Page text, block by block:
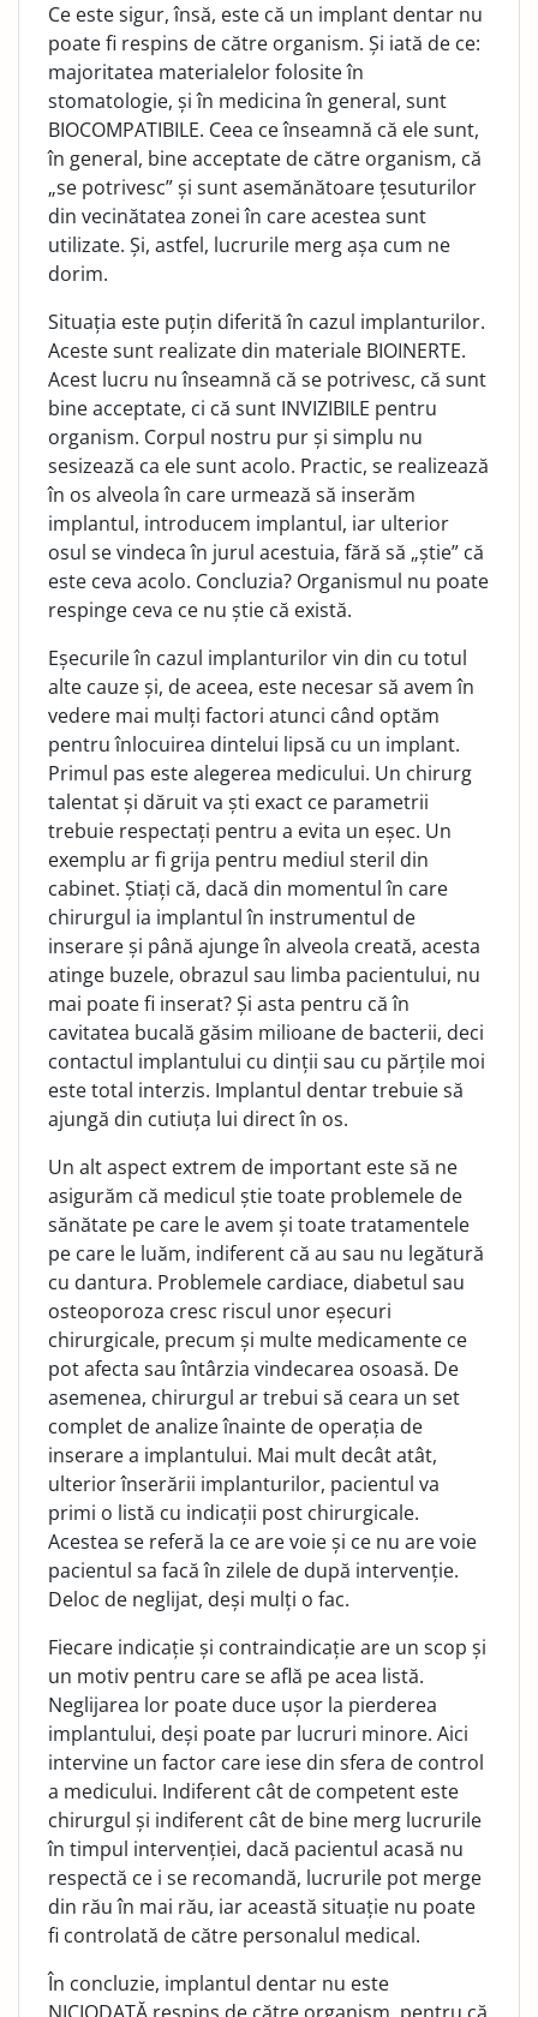
Ce este sigur, însă, este că un implant dentar nu
poate fi respins de către organism. Și iată de ce:
majoritatea materialelor folosite în
stomatologie, și în medicina în general, sunt
BIOCOMPATIBILE. Ceea ce înseamnă că ele sunt,
în general, bine acceptate de către organism, că
„se potrivesc” și sunt asemănătoare țesuturilor
din vecinătatea zonei în care acestea sunt
utilizate. Și, astfel, lucrurile merg așa cum ne
dorim.
Situația este puțin diferită în cazul implanturilor.
Aceste sunt realizate din materiale BIOINERTE.
Acest lucru nu înseamnă că se potrivesc, că sunt
bine acceptate, ci că sunt INVIZIBILE pentru
organism. Corpul nostru pur și simplu nu
sesizează ca ele sunt acolo. Practic, se realizează
în os alveola în care urmează să inserăm
implantul, introducem implantul, iar ulterior
osul se vindeca în jurul acestuia, fără să „știe” că
este ceva acolo. Concluzia? Organismul nu poate
respinge ceva ce nu știe că există.
Eșecurile în cazul implanturilor vin din cu totul
alte cauze și, de aceea, este necesar să avem în
vedere mai mulți factori atunci când optăm
pentru înlocuirea dintelui lipsă cu un implant.
Primul pas este alegerea medicului. Un chirurg
talentat și dăruit va ști exact ce parametrii
trebuie respectați pentru a evita un eșec. Un
exemplu ar fi grija pentru mediul steril din
cabinet. Știați că, dacă din momentul în care
chirurgul ia implantul în instrumentul de
inserare și până ajunge în alveola creată, acesta
atinge buzele, obrazul sau limba pacientului, nu
mai poate fi inserat? Și asta pentru că în
cavitatea bucală găsim milioane de bacterii, deci
contactul implantului cu dinții sau cu părțile moi
este total interzis. Implantul dentar trebuie să
ajungă din cutiuța lui direct în os.
Un alt aspect extrem de important este să ne
asigurăm că medicul știe toate problemele de
sănătate pe care le avem și toate tratamentele
pe care le luăm, indiferent că au sau nu legătură
cu dantura. Problemele cardiace, diabetul sau
osteoporoza cresc riscul unor eșecuri
chirurgicale, precum și multe medicamente ce
pot afecta sau întârzia vindecarea osoasă. De
asemenea, chirurgul ar trebui să ceara un set
complet de analize înainte de operația de
inserare a implantului. Mai mult decât atât,
ulterior înserării implanturilor, pacientul va
primi o listă cu indicații post chirurgicale.
Acestea se referă la ce are voie și ce nu are voie
pacientul sa facă în zilele de după intervenție.
Deloc de neglijat, deși mulți o fac.
Fiecare indicație și contraindicație are un scop și
un motiv pentru care se află pe acea listă.
Neglijarea lor poate duce ușor la pierderea
implantului, deși poate par lucruri minore. Aici
intervine un factor care iese din sfera de control
a medicului. Indiferent cât de competent este
chirurgul și indiferent cât de bine merg lucrurile
în timpul intervenției, dacă pacientul acasă nu
respectă ce i se recomandă, lucrurile pot merge
din rău în mai rău, iar această situație nu poate
fi controlată de către personalul medical.
În concluzie, implantul dentar nu este